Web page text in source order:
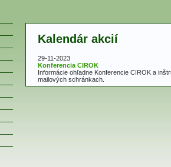
Kalendár akcií
29-11-2023
Konferencia CIROK
Informácie ohľadne Konferencie CIROK a
mailových schránkach.